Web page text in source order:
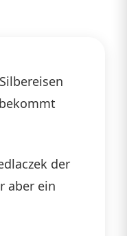
der
aber ein